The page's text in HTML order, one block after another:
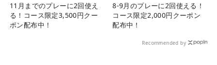
11月までのプレーに2回使え
る！コース限定3,500円クー
ポン配布中！
8-9月のプレーに2回使える！
コース限定2,000円クーポン
配布中！
Recommended by